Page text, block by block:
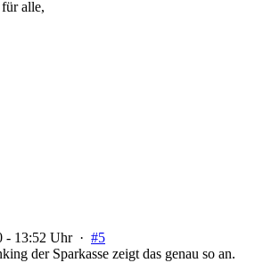
für alle,
- 13:52 Uhr · #5
der Sparkasse zeigt das genau so an.